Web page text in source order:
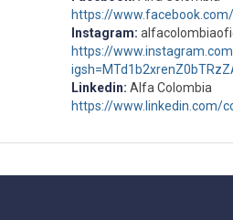
https://
Instagram:
https://
Linkedin: Alfa Colombia
https://www.linkedin.com/